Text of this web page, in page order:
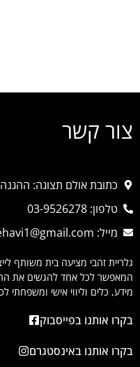
צור קשר
כתובת אולם תצוגה: ההגנה 26, ראשון
טלפון: 03-9526278
מייל: ilanzehavi1@gmail.com
גלריית זהבי מציעה בית משותף
המאפשר לכל אחד להגשים את
מידע, כלים וליווי אישי ומשפחתי
בקרו אותנו בפייסבוק
בקרו אותנו באינסטגרם